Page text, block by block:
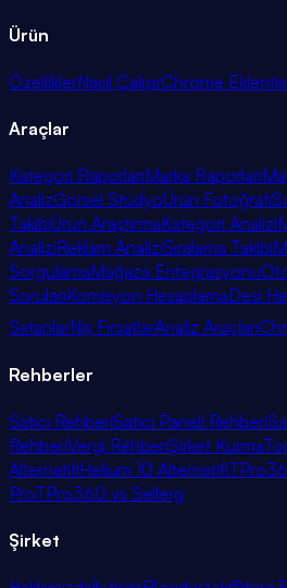
Ürün
ÖzelliklerNasıl ÇalışırChrome Eklentisi
Araçlar
Kategori RaporlarıMarka Raporları
AnalizGörsel StüdyoÜrün Fotoğrafı
TakibiÜrün AraştırmaKategori Analizi
AnaliziReklam AnaliziSıralama Takibi
SorgulamaMağaza Entegrasyonu
SorularıKomisyon HesaplamaDesi
SatanlarNiş FırsatlarAnaliz Araçları
Rehberler
Satıcı RehberiSatıcı Paneli Rehberi
RehberiVergi RehberiŞirket Kurma
AlternatifiHelium 10 Alternatifi
ProTPro360 vs Sellerg
Şirket